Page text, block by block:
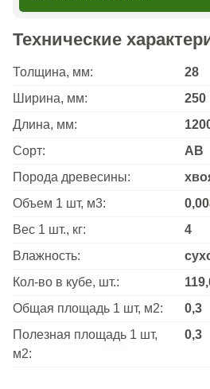
Технические
Толщина, мм:
28
Ширина, мм:
250
Длина, мм:
Сорт:
АВ
Порода древесины:
Объем 1 шт, м3:
Вес 1 шт., кг:
4
Влажность:
Кол-во в кубе, шт.:
Общая площадь 1 шт, м2:
0,3
Полезная площадь 1 шт,
м2:
0,3